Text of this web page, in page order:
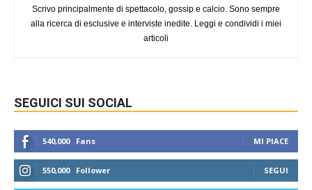
Scrivo principalmente di spettacolo, gossip e calcio. Sono sempre
alla ricerca di esclusive e interviste inedite. Leggi e condividi i miei
articoli
SEGUICI SUI SOCIAL
540,000 Fans MI PIACE
550,000 Follower SEGUI